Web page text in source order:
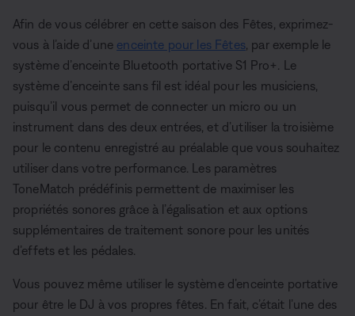
Afin de vous célébrer en cette saison des Fêtes, exprimez-
vous à l’aide d’une enceinte pour les Fêtes, par exemple le
système d’enceinte Bluetooth portative S1 Pro+. Le
système d’enceinte sans fil est idéal pour les musiciens,
puisqu’il vous permet de connecter un micro ou un
instrument dans des deux entrées, et d’utiliser la troisième
pour le contenu enregistré au préalable que vous souhaitez
utiliser dans votre performance. Les paramètres
ToneMatch prédéfinis permettent de maximiser les
propriétés sonores grâce à l’égalisation et aux options
supplémentaires de traitement sonore pour les unités
d’effets et les pédales.
Vous pouvez même utiliser le système d’enceinte portative
pour être le DJ à vos propres fêtes. En fait, c’était l’une des